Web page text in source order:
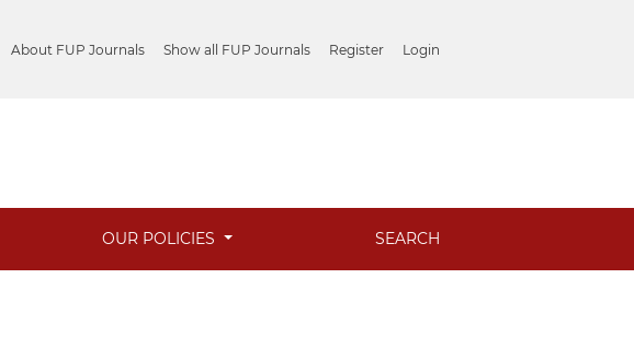
About FUP Journals Show all FUP Journals Register Login
OUR POLICIES SEARCH